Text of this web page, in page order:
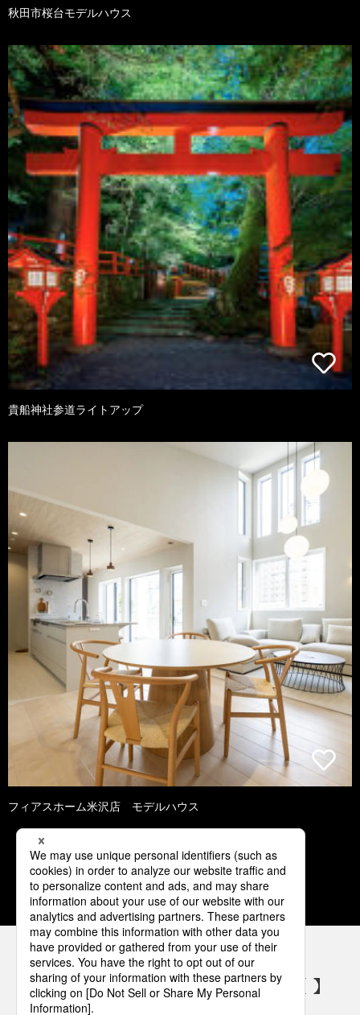
秋田市桜台モデルハウス
貴船神社参道ライトアップ
フィアスホーム米沢店 モデルハウス
1 2 3 4 5
パナソニックの電気設備 SNSアカウント